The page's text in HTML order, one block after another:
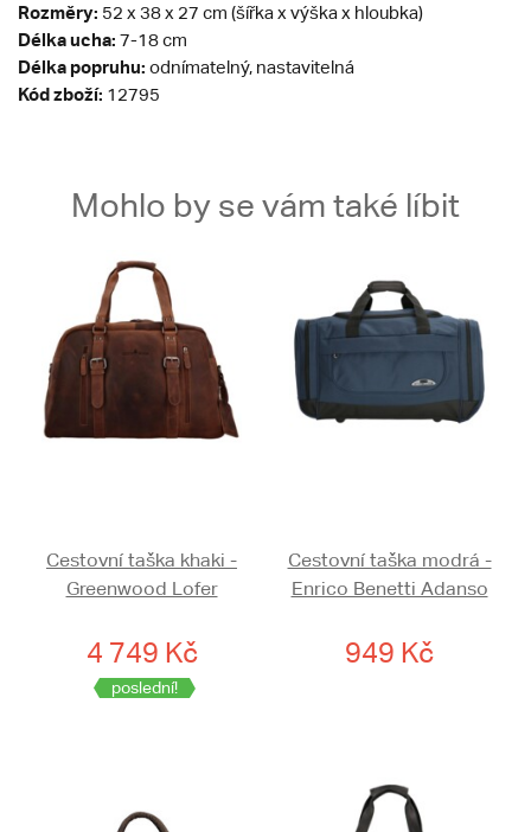
Rozměry: 52 x 38 x 27 cm (šířka x výška x hloubka)
Délka ucha: 7-18 cm
Délka popruhu: odnímatelný, nastavitelná
Kód zboží: 12795
Mohlo by se vám také líbit
Cestovní taška khaki -
Greenwood Lofer
4 749 Kč
poslední!
Cestovní taška modrá -
Enrico Benetti Adanso
949 Kč